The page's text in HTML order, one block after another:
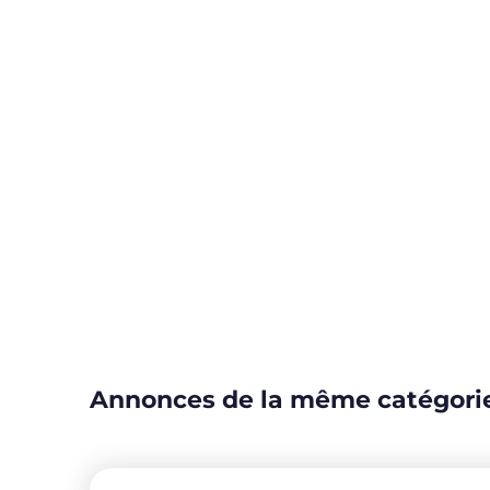
Annonces de la même